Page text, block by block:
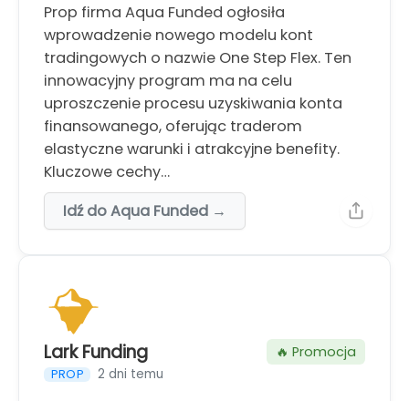
Prop firma Aqua Funded ogłosiła
wprowadzenie nowego modelu kont
tradingowych o nazwie One Step Flex. Ten
innowacyjny program ma na celu
uproszczenie procesu uzyskiwania konta
finansowanego, oferując traderom
elastyczne warunki i atrakcyjne benefity.
Kluczowe cechy…
Idź do Aqua Funded →
Lark Funding
PROP 2 dni temu
🔥 Promocja